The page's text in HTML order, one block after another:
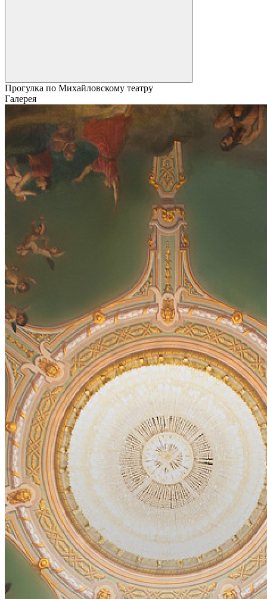
Прогулка по Михайловскому театру
Галерея